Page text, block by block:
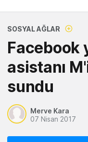
SOSYAL AĞLAR
Facebook
asistanı
sundu
Merve Kara
07 Nisan 2017